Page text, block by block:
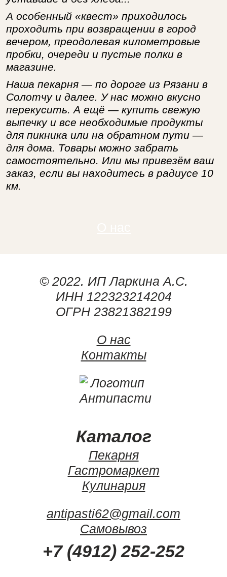
А особенный «квест» приходилось
проходить при возвращении в город
вечером, преодолевая километровые
пробки, очереди и пустые полки в
магазине.
Наша пекарня — по дороге из Рязани в
Солотчу и далее. У нас можно вкусно
перекусить. А ещё — купить свежую
выпечку и все необходимые продукты
для пикника или на обратном пути —
для дома. Товары можно забрать
самостоятельно. Или мы привезём ваш
заказ, если вы находитесь в радиусе 10
км.
© 2022. ИП Ларкина А.С.
ИНН 122323214204
ОГРН 23821382199
О нас
Контакты
Каталог
Пекарня
Гастромаркет
Кулинария
+7 (4912) 252-252
antipasti62@gmail.com
Самовывоз